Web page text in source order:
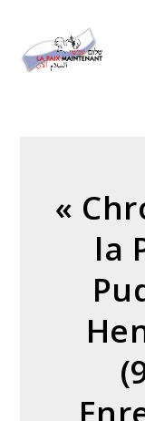
«
la